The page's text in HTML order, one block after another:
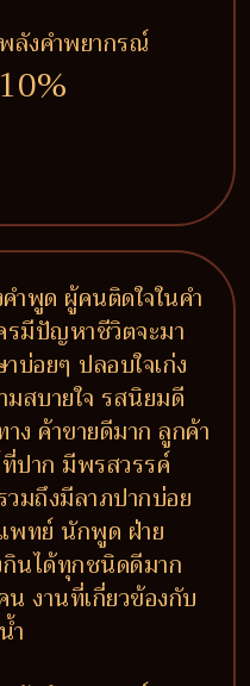
พลังคำพยากรณ์
10%
ำพูด ผู้คนติดใจในคำ
รมีปัญหาชีวิตจะมา
อยๆ ปลอบใจเก่ง
มสบายใจ รสนิยมดี
ง ค้าขายดีมาก ลูกค้า
ปาก มีพรสวรรค์
วมถึงมีลาภปากบ่อย
พทย์ นักพูด ฝ่าย
นได้ทุกชนิดดีมาก
งานที่เกี่ยวข้องกับ
ำ